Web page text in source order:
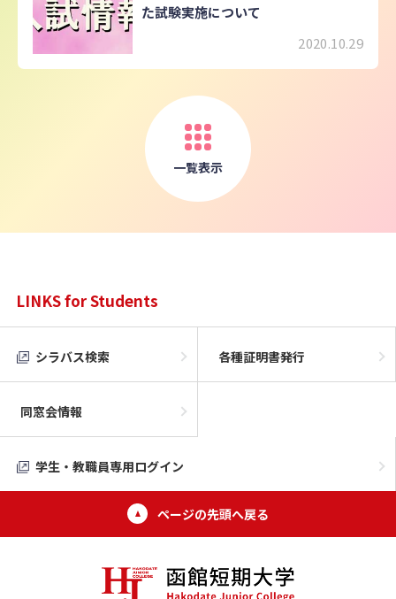
た試験実施について
2020.10.29
一覧表示
LINKS for Students
シラバス検索 各種証明書発行
同窓会情報
学生・教職員専用ログイン
ページの先頭へ戻る